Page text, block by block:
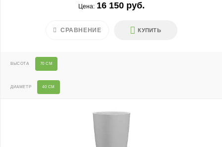
Цена: 16 150 руб.
КУПИТЬ
СРАВНЕНИЕ
ВЫСОТА 70 СМ
ДИАМЕТР 40 СМ